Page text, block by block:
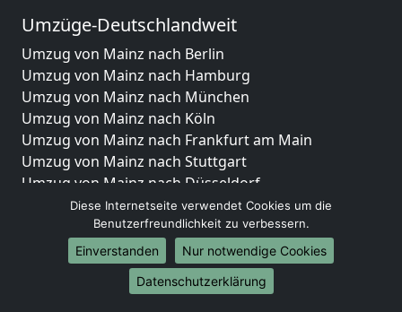
Umzüge-Deutschlandweit
Umzug von Mainz nach Berlin
Umzug von Mainz nach Hamburg
Umzug von Mainz nach München
Umzug von Mainz nach Köln
Umzug von Mainz nach Frankfurt am Main
Umzug von Mainz nach Stuttgart
Umzug von Mainz nach Düsseldorf
Umzug von Mainz nach Leipzig
Umzug von Mainz nach Dortmund
Umzug von Mainz nach Essen
Umzug von Mainz nach Bremen
Umzug von Mainz nach Dresden
Diese Internetseite verwendet Cookies um die
Benutzerfreundlichkeit zu verbessern.
Einverstanden
Nur notwendige Cookies
Datenschutzerklärung